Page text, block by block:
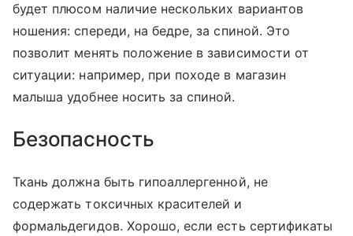
будет плюсом наличие нескольких вариантов
ношения: спереди, на бедре, за спиной. Это
позволит менять положение в зависимости от
ситуации: например, при походе в магазин
малыша удобнее носить за спиной.
Безопасность
Ткань должна быть гипоаллергенной, не
содержать токсичных красителей и
формальдегидов. Хорошо, если есть сертификаты